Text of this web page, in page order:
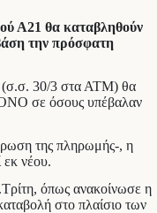
Α21 θα καταβληθούν
την πρόσφατη
(σ.σ. 30/3 στα ΑΤΜ) θα
σε όσους υπέβαλαν
της πληρωμής-, η
εκ νέου.
όπως ανακοίνωσε η
στο πλαίσιο των